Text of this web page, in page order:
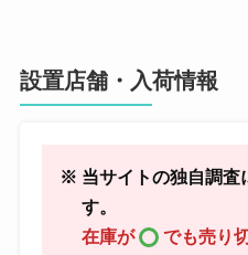
設置店舗・入荷情報
※ 当サイトの独自調査
す。
在庫が
でも売り